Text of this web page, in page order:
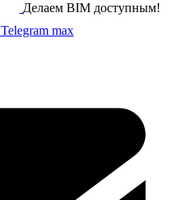
Делаем BIM доступным!
Telegram max